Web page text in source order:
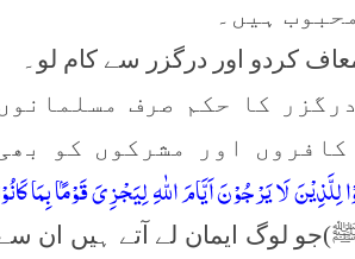
ہیں۔
کا حکم صرف
اور مشرکوں کو
لَا یَرْجُوْنَ اَیَّامَ اللّٰهِ لِیَجْزِیَ قَوْمًۢا بِمَا
)جو لوگ ایمان لے آتے ہیں ان